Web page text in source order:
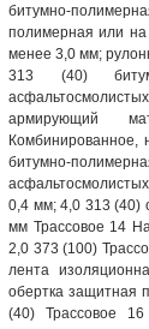
битумно-
полимерная или
менее 3,0 мм;
313 (40)
армирующий
Комбинированное,
битумно-
0,4 мм; 4,0 313 (40)
мм Трассовое 14
2,0 373 (100)
лента
обертка защитная
(40) Трассовое